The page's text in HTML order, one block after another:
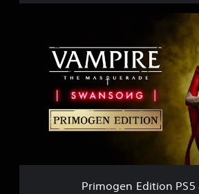
t
Primogen Edition PS5